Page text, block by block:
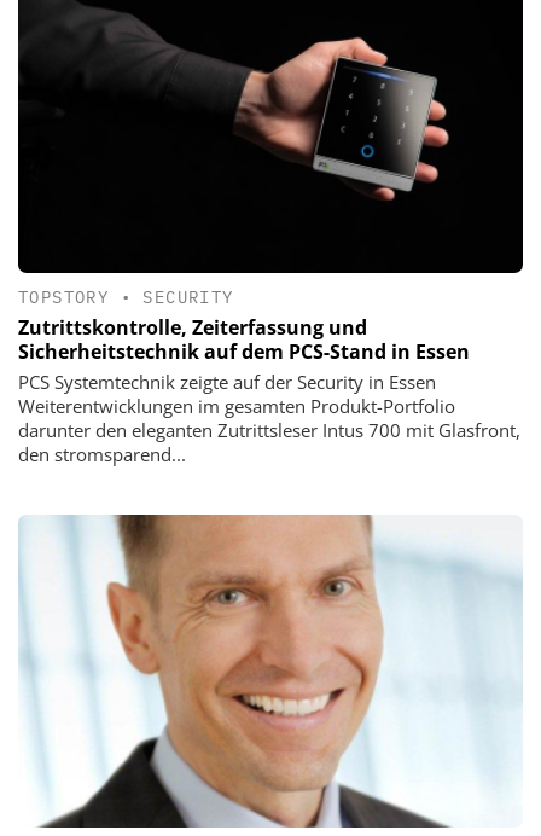
TOPSTORY • SECURITY
Zutrittskontrolle, Zeiterfassung und
Sicherheitstechnik auf dem PCS-Stand in Essen
PCS Systemtechnik zeigte auf der Security in Essen
Weiterentwicklungen im gesamten Produkt-Portfolio
darunter den eleganten Zutrittsleser Intus 700 mit Glasfront,
den stromsparend...